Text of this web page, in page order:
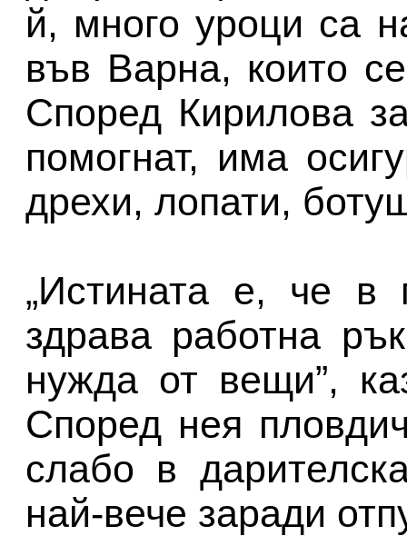
й, много уроци са
във Варна, които
Според Кирилова
помогнат, има
дрехи, лопати,
„Истината е, че
здрава работна
нужда от вещи”,
Според нея
слабо в
най-вече заради